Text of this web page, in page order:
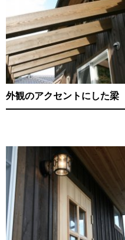
外観のアクセントにした梁